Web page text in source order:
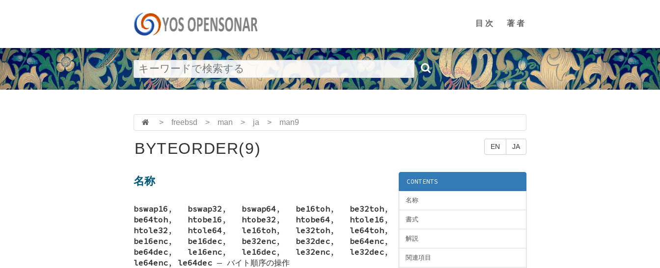
目次 著者
> freebsd > man > ja > man9
EN JA
BYTEORDER(9)
CONTENTS
名称
書式
解説
関連項目
名称
bswap16 , bswap32 , bswap64, be16toh, be32toh,
be64toh, htobe16 , htobe32 , htobe64, htole16 ,
htole32 , htole64, le16toh, le32toh, le64toh,
be16enc, be16dec, be32enc, be32dec, be64enc,
be64dec, le16enc, le16dec, le32enc, le32dec,
le64enc, le64dec — バイト順序の操作